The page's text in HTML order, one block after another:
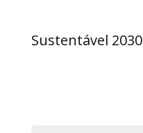
Sustentável 2030